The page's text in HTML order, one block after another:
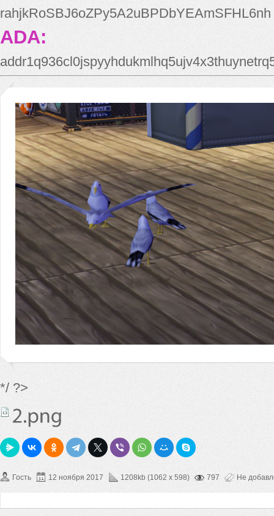
rahjkRoSBJ6oZPy5A2uBPDbYEAmSFHL6nh
ADA:
*/ ?>
Гость 12 ноября 2017 1208kb (1062 x 598) 797 Не